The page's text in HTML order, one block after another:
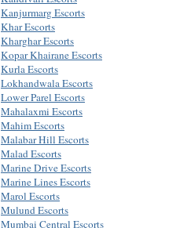
Kanjurmarg Escorts
Khar Escorts
Kharghar Escorts
Kopar Khairane Escorts
Kurla Escorts
Lokhandwala Escorts
Lower Parel Escorts
Mahalaxmi Escorts
Mahim Escorts
Malabar Hill Escorts
Malad Escorts
Marine Drive Escorts
Marine Lines Escorts
Marol Escorts
Mulund Escorts
Mumbai Central Escorts